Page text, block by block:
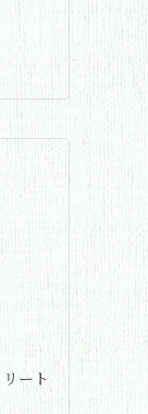
ート